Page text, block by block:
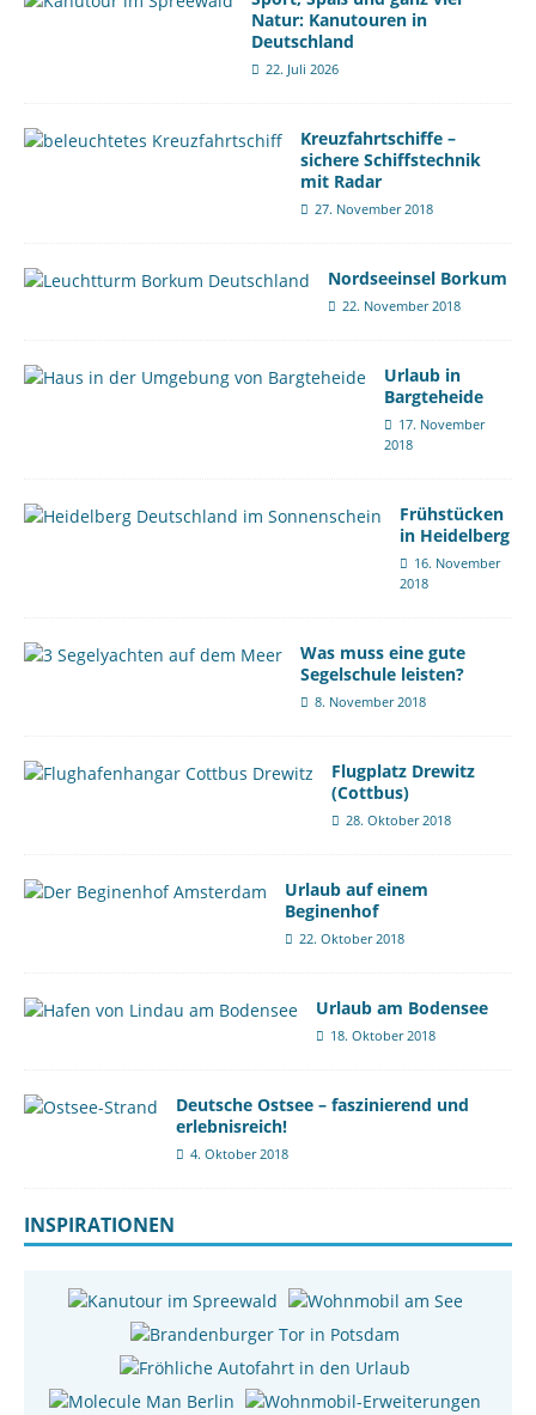
Natur: Kanutouren in
Deutschland
22. Juli 2026
Kreuzfahrtschiffe –
sichere Schiffstechnik
mit Radar
27. November 2018
Nordseeinsel Borkum
22. November 2018
Urlaub in
Bargteheide
17. November
2018
Frühstücken
in Heidelberg
16. November
2018
Was muss eine gute
Segelschule leisten?
8. November 2018
Flugplatz Drewitz
(Cottbus)
28. Oktober 2018
Urlaub auf einem
Beginenhof
22. Oktober 2018
Urlaub am Bodensee
18. Oktober 2018
Deutsche Ostsee – faszinierend und
erlebnisreich!
4. Oktober 2018
INSPIRATIONEN